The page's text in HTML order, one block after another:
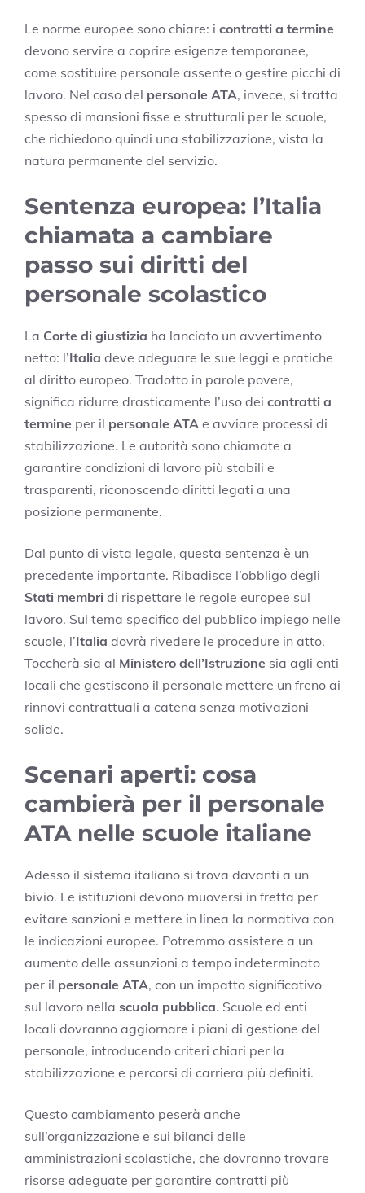
Le norme europee sono chiare: i contratti a termine
devono servire a coprire esigenze temporanee,
come sostituire personale assente o gestire picchi di
lavoro. Nel caso del personale ATA, invece, si tratta
spesso di mansioni fisse e strutturali per le scuole,
che richiedono quindi una stabilizzazione, vista la
natura permanente del servizio.
Sentenza europea: l’Italia
chiamata a cambiare
passo sui diritti del
personale scolastico
La Corte di giustizia ha lanciato un avvertimento
netto: l’Italia deve adeguare le sue leggi e pratiche
al diritto europeo. Tradotto in parole povere,
significa ridurre drasticamente l’uso dei contratti a
termine per il personale ATA e avviare processi di
stabilizzazione. Le autorità sono chiamate a
garantire condizioni di lavoro più stabili e
trasparenti, riconoscendo diritti legati a una
posizione permanente.
Dal punto di vista legale, questa sentenza è un
precedente importante. Ribadisce l’obbligo degli
Stati membri di rispettare le regole europee sul
lavoro. Sul tema specifico del pubblico impiego nelle
scuole, l’Italia dovrà rivedere le procedure in atto.
Toccherà sia al Ministero dell’Istruzione sia agli enti
locali che gestiscono il personale mettere un freno ai
rinnovi contrattuali a catena senza motivazioni
solide.
Scenari aperti: cosa
cambierà per il personale
ATA nelle scuole italiane
Adesso il sistema italiano si trova davanti a un
bivio. Le istituzioni devono muoversi in fretta per
evitare sanzioni e mettere in linea la normativa con
le indicazioni europee. Potremmo assistere a un
aumento delle assunzioni a tempo indeterminato
per il personale ATA, con un impatto significativo
sul lavoro nella scuola pubblica. Scuole ed enti
locali dovranno aggiornare i piani di gestione del
personale, introducendo criteri chiari per la
stabilizzazione e percorsi di carriera più definiti.
Questo cambiamento peserà anche
sull’organizzazione e sui bilanci delle
amministrazioni scolastiche, che dovranno trovare
risorse adeguate per garantire contratti più